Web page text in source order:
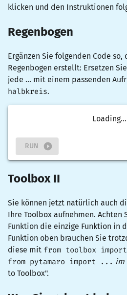
klicken und den Instruktionen
Regenbogen
Ergänzen Sie folgenden Code so,
Regenbogen erstellt: Ersetzen
jede ... mit einem passenden
halbkreis.
Loading...
RUN
Toolbox II
Sie können jetzt natürlich auch
Ihre Toolbox aufnehmen. Achten
Funktion die einzige Funktion in
Funktion oben brauchen Sie
diese mit from toolbox
from pytamaro import ... im
to Toolbox".